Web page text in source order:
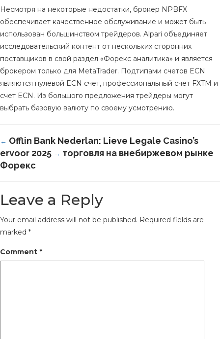
Несмотря на некоторые недостатки, брокер NPBFX
обеспечивает качественное обслуживание и может быть
использован большинством трейдеров. Alpari объединяет
исследовательский контент от нескольких сторонних
поставщиков в свой раздел «Форекс аналитика» и является
брокером только для MetaTrader. Подтипами счетов ECN
являются нулевой ECN счет, профессиональный счет FXTM и
счет ECN. Из большого предложения трейдеры могут
выбрать базовую валюту по своему усмотрению.
← Offlin Bank Nederlan: Lieve Legale Casino’s
ervoor 2025 → торговля на внебиржевом рынке
Форекс
Leave a Reply
Your email address will not be published. Required fields are
marked *
Comment *